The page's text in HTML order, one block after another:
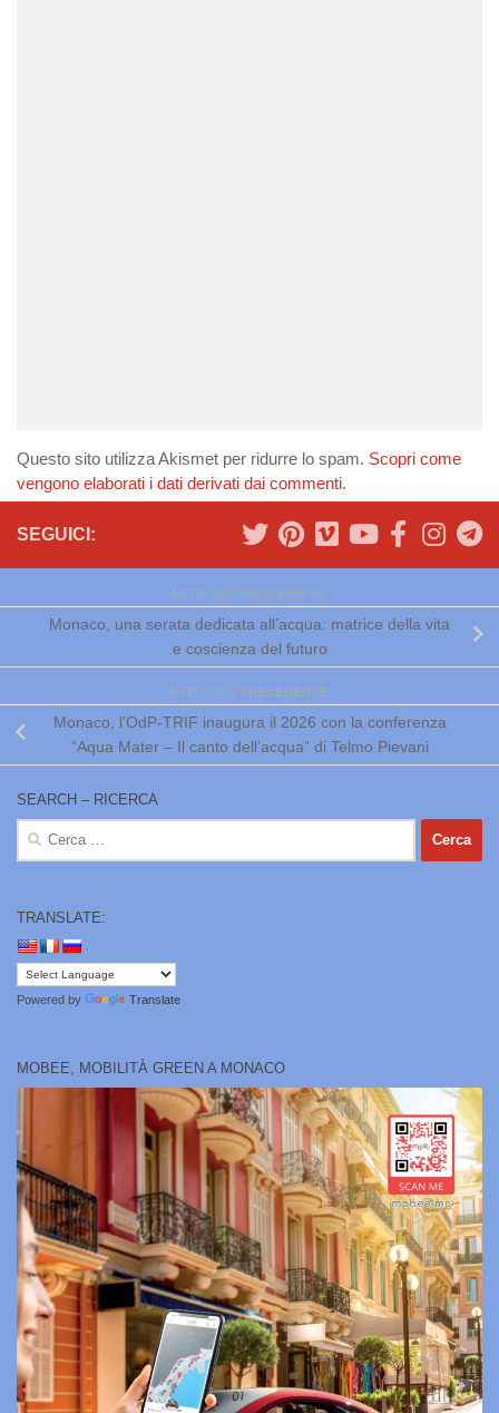
Questo sito utilizza Akismet per ridurre lo spam. Scopri come
vengono elaborati i dati derivati dai commenti.
SEGUICI:
ARTICOLO SUCCESSIVO
Monaco, una serata dedicata all’acqua: matrice della vita
e coscienza del futuro
ARTICOLO PRECEDENTE
Monaco, l’OdP-TRIF inaugura il 2026 con la conferenza
“Aqua Mater – Il canto dell’acqua” di Telmo Pievani
SEARCH – RICERCA
Ricerca
TRANSLATE:
Powered by Translate
MOBEE, MOBILITÀ GREEN A MONACO